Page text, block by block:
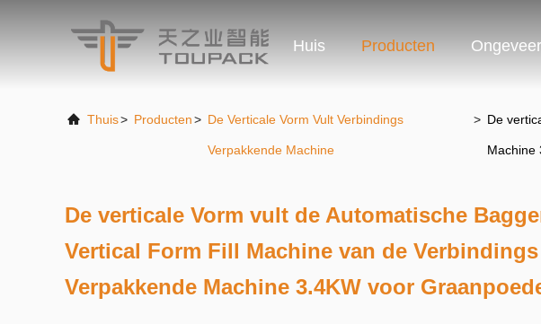
Huis Producten
Thuis> Producten> De Verticale Vorm Vult Verbindings
Verpakkende Machine
> De
Machine
De verticale Vorm vult de Automatische
Vertical Form Fill Machine van de Verbindings
Verpakkende Machine 3.4KW voor